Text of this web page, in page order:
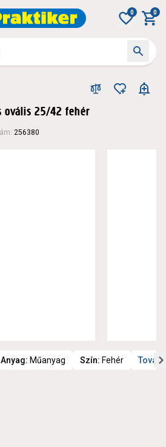
0 0
ovális 25/42 fehér
: 256380
Anyag: Műanyag Szín: Fehér